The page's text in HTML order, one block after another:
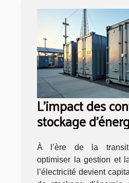
L'impact des
stockage
l'efficacité
À l’ère de la
optimiser la gestion et
l’électricité devient